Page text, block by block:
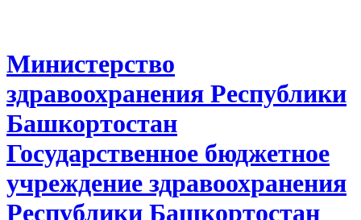
Министерство
здравоохранения Республики
Башкортостан
Государственное бюджетное
учреждение здравоохранения
Республики Башкортостан